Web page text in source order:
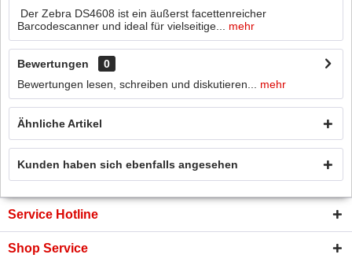
Der Zebra DS4608 ist ein äußerst facettenreicher
Barcodescanner und ideal für vielseitige...
mehr
Bewertungen
0
Bewertungen lesen, schreiben und diskutieren...
mehr
Ähnliche Artikel
Kunden haben sich ebenfalls angesehen
Service Hotline
Shop Service